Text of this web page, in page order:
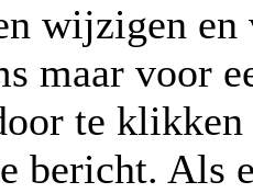
wijzigen
maar voor
te
bericht. Als